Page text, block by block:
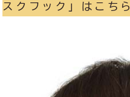
スクフック」はこちら